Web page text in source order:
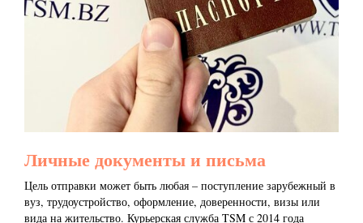
Личные документы и письма
Цель отправки может быть любая – поступление зарубежный в
вуз, трудоустройство, оформление, доверенности, визы или
вида на жительство. Курьерская служба TSM с 2014 года